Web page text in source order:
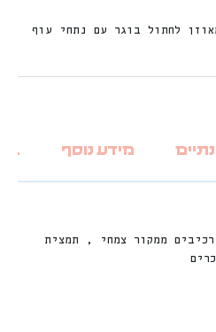
לחתול בוגר עם נתחי עוף
מידע נוסף
,(4% עוף ), רכיבים ממקור צמחי , תמצית